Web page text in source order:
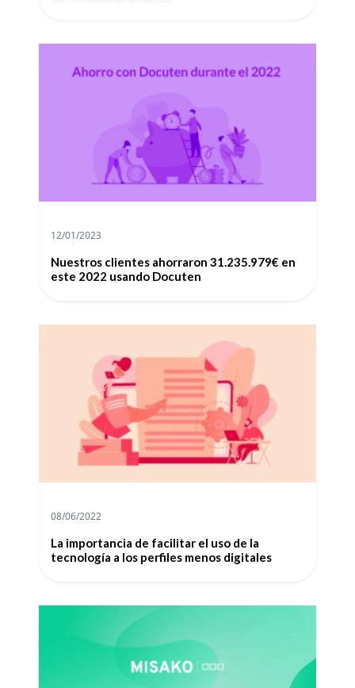
12/01/2023
Nuestros clientes ahorraron 31.235.979€ en
este 2022 usando Docuten
08/06/2022
La importancia de facilitar el uso de la
tecnología a los perfiles menos digitales